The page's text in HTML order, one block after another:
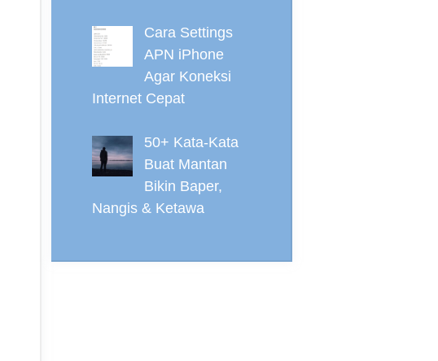
Cara Settings
APN iPhone
Agar Koneksi
Internet Cepat
50+ Kata-Kata
Buat Mantan
Bikin Baper,
Nangis & Ketawa